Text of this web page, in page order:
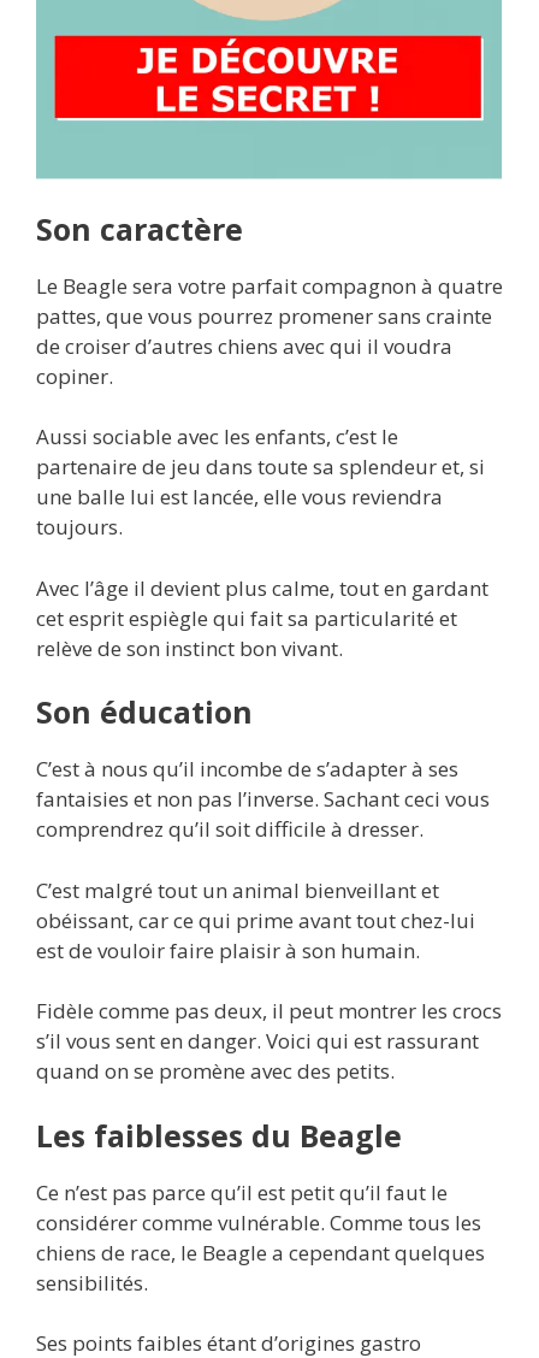
Son caractère
Le Beagle sera votre parfait compagnon à quatre
pattes, que vous pourrez promener sans crainte
de croiser d’autres chiens avec qui il voudra
copiner.
Aussi sociable avec les enfants, c’est le
partenaire de jeu dans toute sa splendeur et, si
une balle lui est lancée, elle vous reviendra
toujours.
Avec l’âge il devient plus calme, tout en gardant
cet esprit espiègle qui fait sa particularité et
relève de son instinct bon vivant.
Son éducation
C’est à nous qu’il incombe de s’adapter à ses
fantaisies et non pas l’inverse. Sachant ceci vous
comprendrez qu’il soit difficile à dresser.
C’est malgré tout un animal bienveillant et
obéissant, car ce qui prime avant tout chez-lui
est de vouloir faire plaisir à son humain.
Fidèle comme pas deux, il peut montrer les crocs
s’il vous sent en danger. Voici qui est rassurant
quand on se promène avec des petits.
Les faiblesses du Beagle
Ce n’est pas parce qu’il est petit qu’il faut le
considérer comme vulnérable. Comme tous les
chiens de race, le Beagle a cependant quelques
sensibilités.
Ses points faibles étant d’origines gastro